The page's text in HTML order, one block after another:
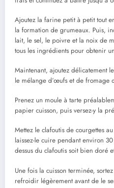
Ajoutez la farine petit à petit tout
la formation de grumeaux. Puis,
lait, le sel, le poivre et la noix de
tous les ingrédients pour obtenir
Maintenant, ajoutez délicatement
le mélange d’œufs et de fromage
Prenez un moule à tarte
papier cuisson, puis versez-y la
Mettez le clafoutis de courgettes
laissez-le cuire pendant environ
dessus du clafoutis soit bien doré
Une fois la cuisson terminée,
refroidir légèrement avant de le